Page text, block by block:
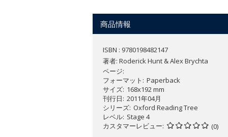
商品情報
ISBN : 9780198482147
著者: Roderick Hunt & Alex Brychta
ページ
フォーマット
Paperback
サイズ 168x192 mm
刊行日 2011年04月
シリーズ Oxford Reading Tree
レベル Stage 4
カスタマーレビュー
(0)